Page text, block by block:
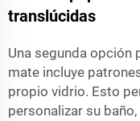
translúcidas
Una segunda opción
mate incluye
propio vidrio. Esto
personalizar su